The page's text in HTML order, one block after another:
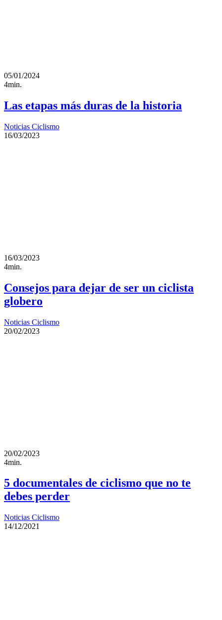
05/01/2024
4min.
Las etapas más duras de la historia
Noticias Ciclismo
16/03/2023
16/03/2023
4min.
Consejos para dejar de ser un ciclista
globero
Noticias Ciclismo
20/02/2023
20/02/2023
4min.
5 documentales de ciclismo que no te
debes perder
Noticias Ciclismo
14/12/2021